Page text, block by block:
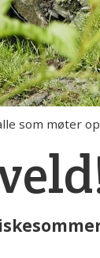
som møter